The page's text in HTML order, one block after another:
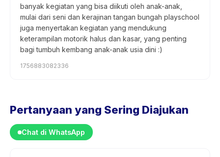
banyak kegiatan yang bisa diikuti oleh anak-anak,
mulai dari seni dan kerajinan tangan bungah playschool
juga menyertakan kegiatan yang mendukung
keterampilan motorik halus dan kasar, yang penting
bagi tumbuh kembang anak-anak usia dini :)
1756883082336
Pertanyaan yang Sering Diajukan
Chat di WhatsApp